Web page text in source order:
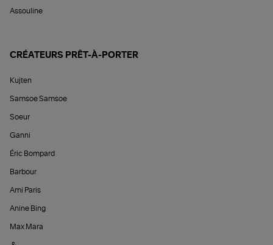
Assouline
CRÉATEURS PRÊT-À-PORTER
Kujten
Samsoe Samsoe
Soeur
Ganni
Éric Bompard
Barbour
Ami Paris
Anine Bing
Max Mara